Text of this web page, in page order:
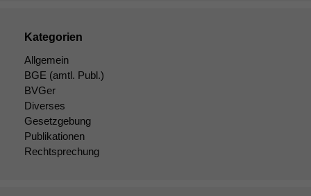
Kategorien
Allgemein
BGE (amtl. Publ.)
BVGer
Diverses
Gesetzgebung
Publikationen
Rechtsprechung